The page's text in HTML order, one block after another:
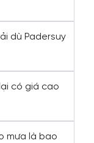
dù Padersuy
có giá cao
mưa là bao